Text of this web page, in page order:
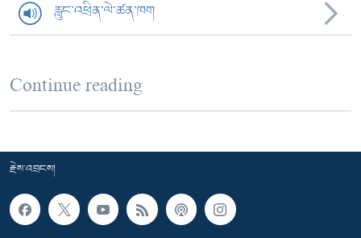
རླུང་འཕྲིན་ལེ་ཚན་ཁག
Continue reading
རྗེས་འབྲངས།